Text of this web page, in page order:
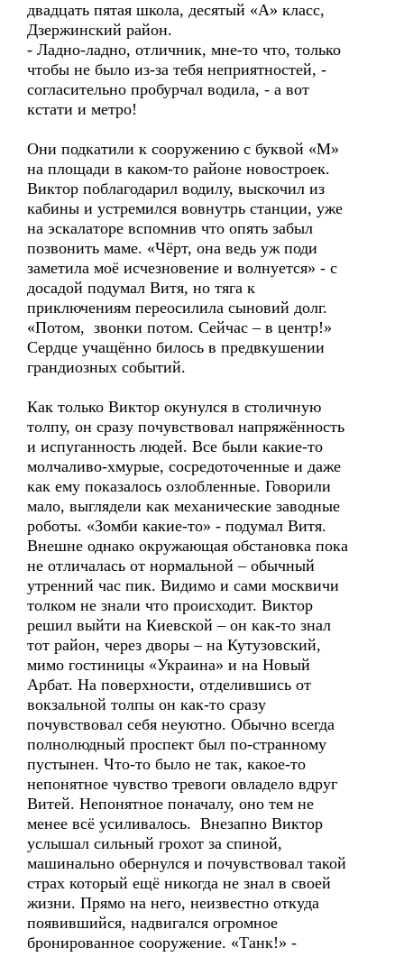
двадцать пятая школа, десятый «А» класс,
Дзержинский район.
- Ладно-ладно, отличник, мне-то что, только
чтобы не было из-за тебя неприятностей, -
согласительно пробурчал водила, - а вот
кстати и метро!
Они подкатили к сооружению с буквой «М»
на площади в каком-то районе новостроек.
Виктор поблагодарил водилу, выскочил из
кабины и устремился вовнутрь станции, уже
на эскалаторе вспомнив что опять забыл
позвонить маме. «Чёрт, она ведь уж поди
заметила моё исчезновение и волнуется» - с
досадой подумал Витя, но тяга к
приключениям переосилила сыновий долг.
«Потом, звонки потом. Сейчас – в центр!»
Сердце учащённо билось в предвкушении
грандиозных событий.
Как только Виктор окунулся в столичную
толпу, он сразу почувствовал напряжённость
и испуганность людей. Все были какие-то
молчаливо-хмурые, сосредоточенные и даже
как ему показалось озлобленные. Говорили
мало, выглядели как механические заводные
роботы. «Зомби какие-то» - подумал Витя.
Внешне однако окружающая обстановка пока
не отличалась от нормальной – обычный
утренний час пик. Видимо и сами москвичи
толком не знали что происходит. Виктор
решил выйти на Киевской – он как-то знал
тот район, через дворы – на Кутузовский,
мимо гостиницы «Украина» и на Новый
Арбат. На поверхности, отделившись от
вокзальной толпы он как-то сразу
почувствовал себя неуютно. Обычно всегда
полнолюдный проспект был по-странному
пустынен. Что-то было не так, какое-то
непонятное чувство тревоги овладело вдруг
Витей. Непонятное поначалу, оно тем не
менее всё усиливалось. Внезапно Виктор
услышал сильный грохот за спиной,
машинально обернулся и почувствовал такой
страх который ещё никогда не знал в своей
жизни. Прямо на него, неизвестно откуда
появившийся, надвигался огромное
бронированное сооружение. «Танк!» -